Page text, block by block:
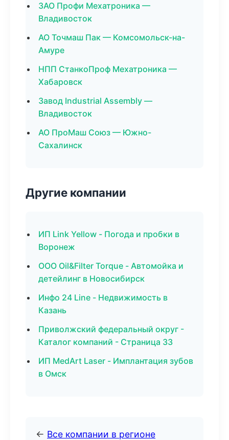
ЗАО Профи Мехатроника —
Владивосток
АО Точмаш Пак — Комсомольск-на-
Амуре
НПП СтанкоПроф Мехатроника —
Хабаровск
Завод Industrial Assembly —
Владивосток
АО ПроМаш Союз — Южно-
Сахалинск
Другие компании
ИП Link Yellow - Погода и пробки в
Воронеж
ООО Oil&Filter Torque - Автомойка и
детейлинг в Новосибирск
Инфо 24 Line - Недвижимость в
Казань
Приволжский федеральный округ -
Каталог компаний - Страница 33
ИП MedArt Laser - Имплантация зубов
в Омск
← Все компании в регионе